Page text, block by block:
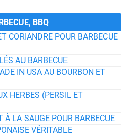
BBQ
CORIANDRE POUR BARBECUE
AU BARBECUE
IN USA AU BOURBON ET
HERBES (PERSIL ET
À LA SAUGE POUR BARBECUE
VÉRITABLE